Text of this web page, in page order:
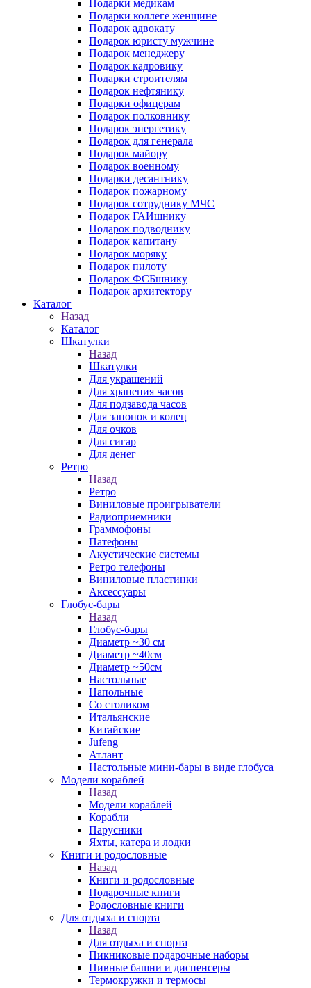
Подарки медикам
Подарки коллеге женщине
Подарок адвокату
Подарок юристу мужчине
Подарок менеджеру
Подарок кадровику
Подарки строителям
Подарок нефтянику
Подарки офицерам
Подарок полковнику
Подарок энергетику
Подарок для генерала
Подарок майору
Подарок военному
Подарки десантнику
Подарок пожарному
Подарок сотруднику МЧС
Подарок ГАИшнику
Подарок подводнику
Подарок капитану
Подарок моряку
Подарок пилоту
Подарок ФСБшнику
Подарок архитектору
Каталог
Назад
Каталог
Шкатулки
Назад
Шкатулки
Для украшений
Для хранения часов
Для подзавода часов
Для запонок и колец
Для очков
Для сигар
Для денег
Ретро
Назад
Ретро
Виниловые проигрыватели
Радиоприемники
Граммофоны
Патефоны
Акустические системы
Ретро телефоны
Виниловые пластинки
Аксессуары
Глобус-бары
Назад
Глобус-бары
Диаметр ~30 см
Диаметр ~40см
Диаметр ~50см
Настольные
Напольные
Со столиком
Итальянские
Китайские
Jufeng
Атлант
Настольные мини-бары в виде глобуса
Модели кораблей
Назад
Модели кораблей
Корабли
Парусники
Яхты, катера и лодки
Книги и родословные
Назад
Книги и родословные
Подарочные книги
Родословные книги
Для отдыха и спорта
Назад
Для отдыха и спорта
Пикниковые подарочные наборы
Пивные башни и диспенсеры
Термокружки и термосы